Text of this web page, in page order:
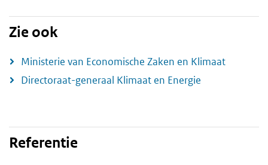
Zie ook
Ministerie van Economische Zaken en Klimaat
Directoraat-generaal Klimaat en Energie
Referentie